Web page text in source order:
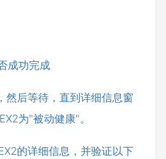
成功完成
然后等待，直到详细信息窗
为"被动健康"。
的详细信息，并验证以下